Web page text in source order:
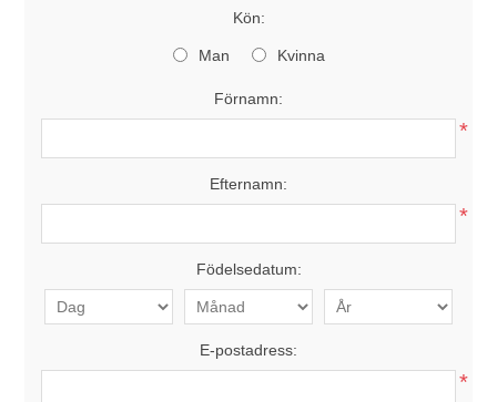
Kön:
Man Kvinna
Förnamn:
*
Efternamn:
*
Födelsedatum:
E-postadress:
*